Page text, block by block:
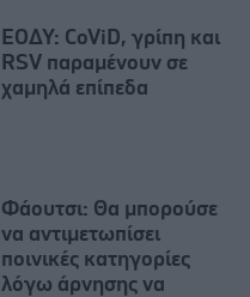
ΕΟΔΥ: CoViD, γρίπη και
RSV παραμένουν σε
χαμηλά επίπεδα
Φάουτσι: Θα μπορούσε
να αντιμετωπίσει
ποινικές κατηγορίες
λόγω άρνησης να